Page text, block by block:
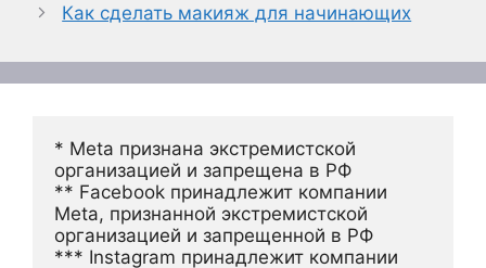
Как сделать макияж для начинающих
* Meta признана экстремистской
организацией и запрещена в РФ
** Facebook принадлежит компании
Meta, признанной экстремистской
организацией и запрещенной в РФ
*** Instagram принадлежит компании